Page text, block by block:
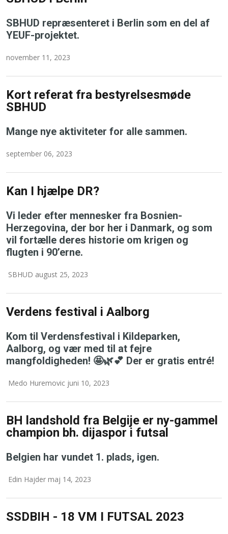
SBHUD repræsenteret i Berlin som en del af
YEUF-projektet.
november 11, 2023
Kort referat fra bestyrelsesmøde
SBHUD
Mange nye aktiviteter for alle sammen.
september 06, 2023
Kan I hjælpe DR?
Vi leder efter mennesker fra Bosnien-
Herzegovina, der bor her i Danmark, og som
vil fortælle deres historie om krigen og
flugten i 90’erne.
SBHUD august 25, 2023
Verdens festival i Aalborg
Kom til Verdensfestival i Kildeparken,
Aalborg, og vær med til at fejre
mangfoldigheden! 🤩🌿💕 Der er gratis entré!
Medo Huremovic juni 10, 2023
BH landshold fra Belgije er ny-gammel
champion bh. dijaspor i futsal
Belgien har vundet 1. plads, igen.
Edin Hajder maj 14, 2023
SSDBIH - 18 VM I FUTSAL 2023